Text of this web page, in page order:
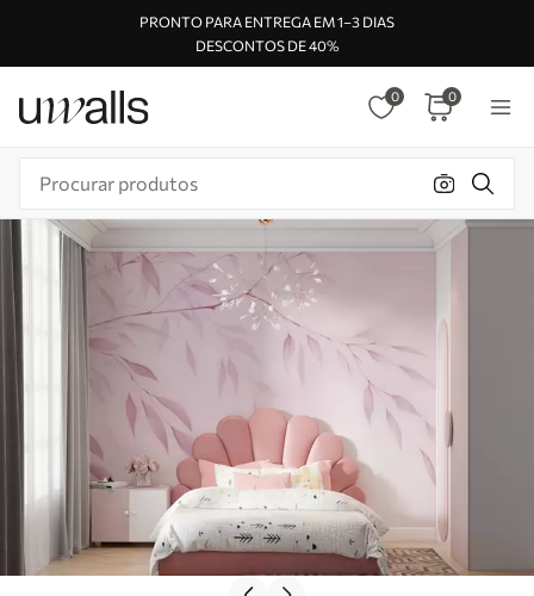
PRONTO PARA ENTREGA EM 1–3 DIAS
DESCONTOS DE 40%
0 0